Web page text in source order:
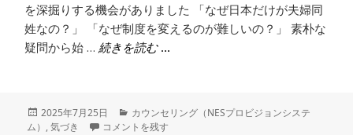
を深掘りする機会がありました 「なぜ日本だけが夫婦同
姓なの？」 「なぜ制度を変えるのが難しいの？」 素朴な
疑問から始 …続きを読む
投
2025年7月25日
カ
テ
カウンセリング（NESプロビジョンシステ
ム） ,気づき 違和感を、気づきに変えるってお話し に
コメントを残す